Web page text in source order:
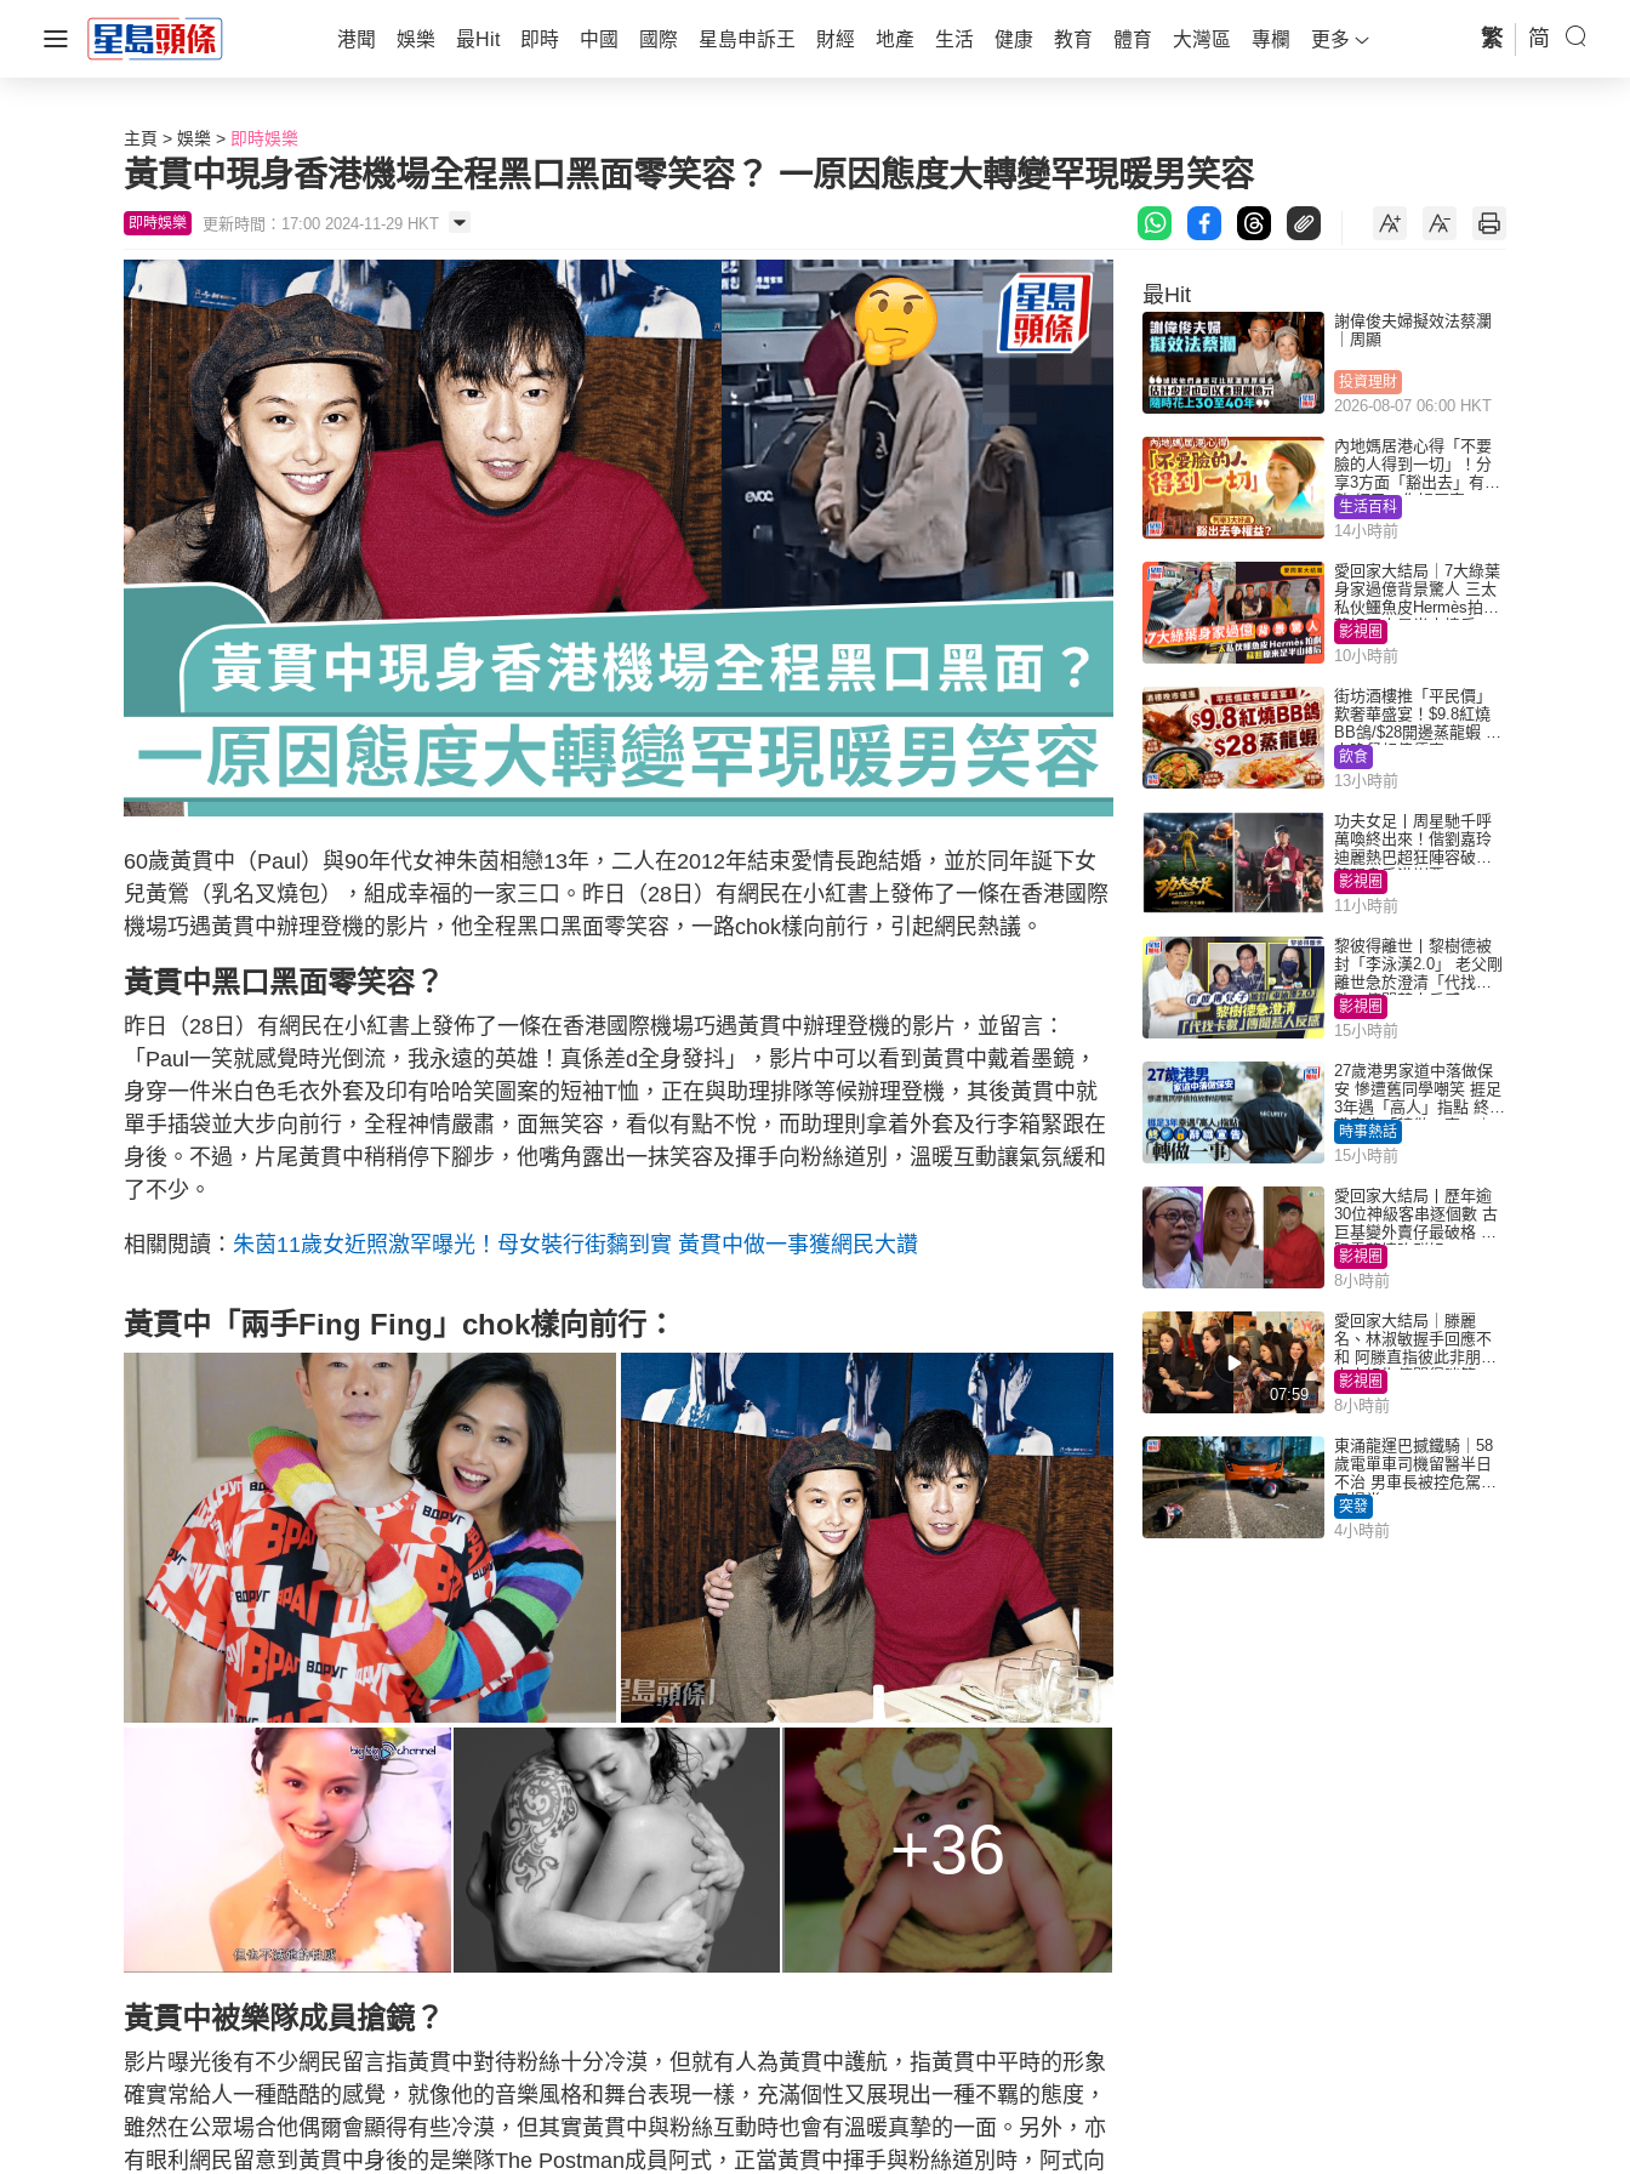
港聞 娛樂 最Hit 即時 中國 國際 星島申訴王 財經 地產 生活 健康 教育 體育 大灣區 專欄 更多 繁 简
主頁 娛樂 即時娛樂
黃貫中現身香港機場全程黑口黑面零笑容？ 一原因態度大轉變罕現暖男笑容
即時娛樂 更新時間：17:00 2024-11-29 HKT
60歲黃貫中（Paul）與90年代女神朱茵相戀13年，二人在2012年結束愛情長跑結婚，並於同年誕下女
兒黃鶯（乳名叉燒包），組成幸福的一家三口。昨日（28日）有網民在小紅書上發佈了一條在香港國際
機場巧遇黃貫中辦理登機的影片，他全程黑口黑面零笑容，一路chok樣向前行，引起網民熱議。
黃貫中黑口黑面零笑容？
昨日（28日）有網民在小紅書上發佈了一條在香港國際機場巧遇黃貫中辦理登機的影片，並留言：
「Paul一笑就感覺時光倒流，我永遠的英雄！真係差d全身發抖」，影片中可以看到黃貫中戴着墨鏡，
身穿一件米白色毛衣外套及印有哈哈笑圖案的短袖T恤，正在與助理排隊等候辦理登機，其後黃貫中就
單手插袋並大步向前行，全程神情嚴肅，面無笑容，看似有點不悅，而助理則拿着外套及行李箱緊跟在
身後。不過，片尾黃貫中稍稍停下腳步，他嘴角露出一抹笑容及揮手向粉絲道別，溫暖互動讓氣氛緩和
了不少。
相關閲讀： 朱茵11歲女近照激罕曝光！母女裝行街黐到實 黃貫中做一事獲網民大讚
黃貫中「兩手Fing Fing」chok樣向前行：
+36
黃貫中被樂隊成員搶鏡？
影片曝光後有不少網民留言指黃貫中對待粉絲十分冷漠，但就有人為黃貫中護航，指黃貫中平時的形象
確實常給人一種酷酷的感覺，就像他的音樂風格和舞台表現一樣，充滿個性又展現出一種不羈的態度，
雖然在公眾場合他偶爾會顯得有些冷漠，但其實黃貫中與粉絲互動時也會有溫暖真摯的一面。另外，亦
有眼利網民留意到黃貫中身後的是樂隊The Postman成員阿式，正當黃貫中揮手與粉絲道別時，阿式向
最Hit
謝偉俊夫婦擬效法蔡瀾
｜周顯
投資理財
2026-08-07 06:00 HKT
內地媽居港心得「不要
臉的人得到一切」！分
享3方面「豁出去」有著
數 網民：你好厲害
生活百科
14小時前
愛回家大結局｜7大綠葉
身家過億背景驚人 三太
私伙鱷魚皮Hermès拍劇
蘇姐原來是半山樓后
影視圈
10小時前
街坊酒樓推「平民價」
歎奢華盛宴！$9.8紅燒
BB鴿/$28開邊蒸龍蝦 3
大晚餐超值優惠
飲食
13小時前
功夫女足丨周星馳千呼
萬喚終出來！偕劉嘉玲
迪麗熱巴超狂陣容破天
荒現身香港謝票
影視圈
11小時前
黎彼得離世丨黎樹德被
封「李泳漢2.0」 老父剛
離世急於澄清「代找卡
數」傳聞惹人反感
影視圈
15小時前
27歲港男家道中落做保
安 慘遭舊同學嘲笑 捱足
3年遇「高人」指點 終辭
職宣告「轉做一事」｜
Juicy叮
時事熱話
15小時前
愛回家大結局丨歷年逾
30位神級客串逐個數 古
巨基變外賣仔最破格 歐
陽震華情陷群姐
影視圈
8小時前
07:59
愛回家大結局｜滕麗
名、林淑敏握手回應不
和 阿滕直指彼此非朋友
大小姐指傳聞得啖笑
影視圈
8小時前
東涌龍運巴撼鐵騎｜58
歲電單車司機留醫半日
不治 男車長被控危駕今
早提堂
突發
4小時前